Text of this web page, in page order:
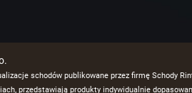
schodów publikowane przez firmę Schody
przedstawiają produkty indywidualnie